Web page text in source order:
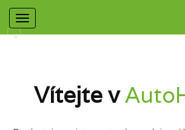
Mobilní
navigace
Vítejte v